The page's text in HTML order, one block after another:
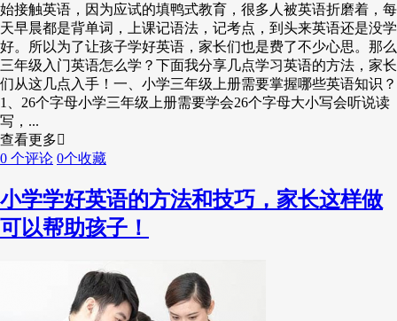
始接触英语，因为应试的填鸭式教育，很多人被英语折磨着，每
天早晨都是背单词，上课记语法，记考点，到头来英语还是没学
好。所以为了让孩子学好英语，家长们也是费了不少心思。那么
三年级入门英语怎么学？下面我分享几点学习英语的方法，家长
们从这几点入手！一、小学三年级上册需要掌握哪些英语知识？
1、26个字母小学三年级上册需要学会26个字母大小写会听说读
写，...
查看更多
0 个评论 0个收藏
小学学好英语的方法和技巧，家长这样做
可以帮助孩子！